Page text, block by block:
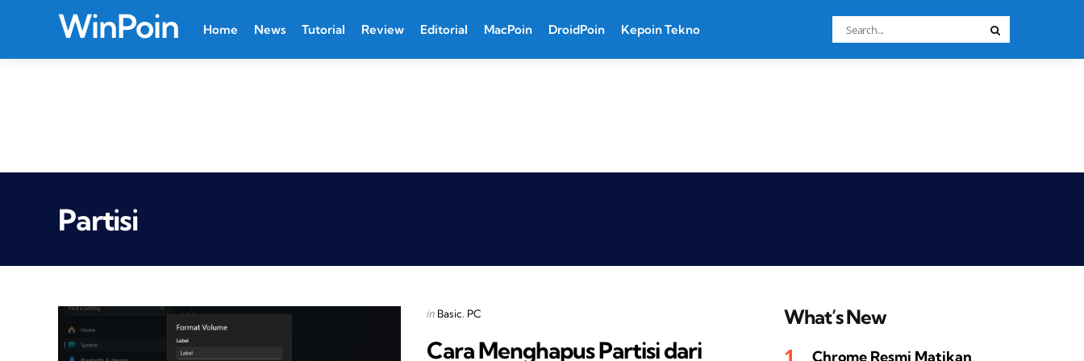
WinPoin Home News Tutorial Review Editorial MacPoin DroidPoin Kepoin Tekno
Search
for:
Partisi
Categories
Posted
in Basic PC
Cara Menghapus Partisi dari
What’s New
Chrome Resmi Matikan